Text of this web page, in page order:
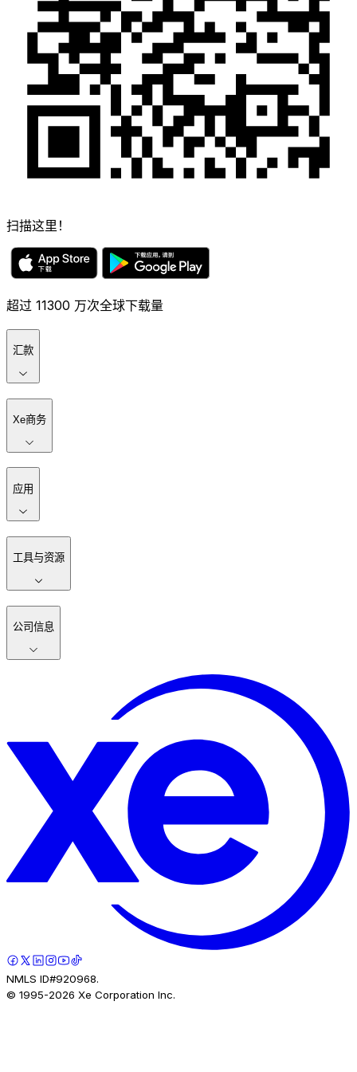
扫描这里！
超过 11300 万次全球下载量
汇款
Xe商务
应用
工具与资源
公司信息
NMLS ID#920968.
© 1995-2026 Xe Corporation Inc.